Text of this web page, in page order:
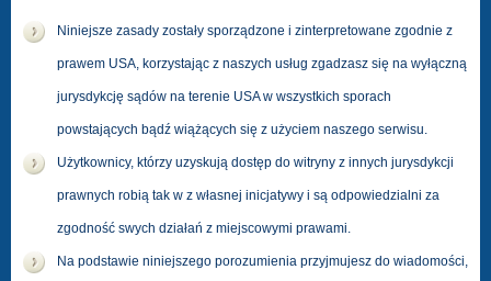
Niniejsze zasady zostały sporządzone i zinterpretowane zgodnie z
prawem USA, korzystając z naszych usług zgadzasz się na wyłączną
jurysdykcję sądów na terenie USA w wszystkich sporach
powstających bądź wiążących się z użyciem naszego serwisu.
Użytkownicy, którzy uzyskują dostęp do witryny z innych jurysdykcji
prawnych robią tak w z własnej inicjatywy i są odpowiedzialni za
zgodność swych działań z miejscowymi prawami.
Na podstawie niniejszego porozumienia przyjmujesz do wiadomości,